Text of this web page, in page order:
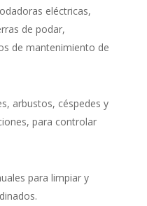
eléctricas,
de podar,
de mantenimiento de
arbustos, céspedes y
para controlar
para limpiar y